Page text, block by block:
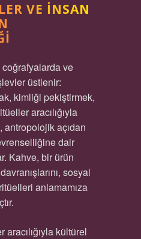
VE İNSAN
coğrafyalarda ve
üstlenir:
kimliği pekiştirmek,
aracılığıyla
açıdan
dair
Kahve, bir ürün
sosyal
anlamamıza
aracılığıyla kültürel